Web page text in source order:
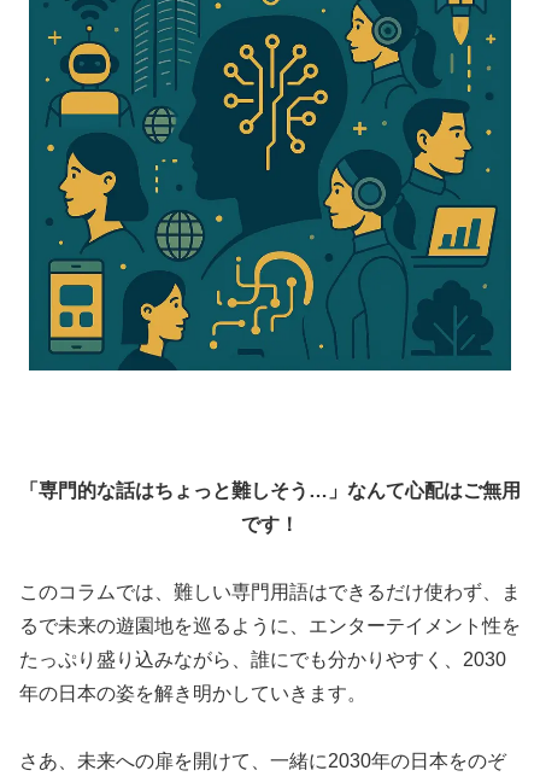
「専門的な話はちょっと難しそう…」なんて心配はご無用
です！
このコラムでは、難しい専門用語はできるだけ使わず、ま
るで未来の遊園地を巡るように、エンターテイメント性を
たっぷり盛り込みながら、誰にでも分かりやすく、2030
年の日本の姿を解き明かしていきます。
さあ、未来への扉を開けて、一緒に2030年の日本をのぞ